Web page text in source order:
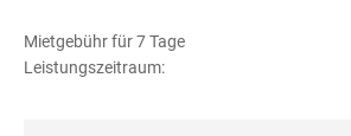
Mietgebühr für 7 Tage
Leistungszeitraum: